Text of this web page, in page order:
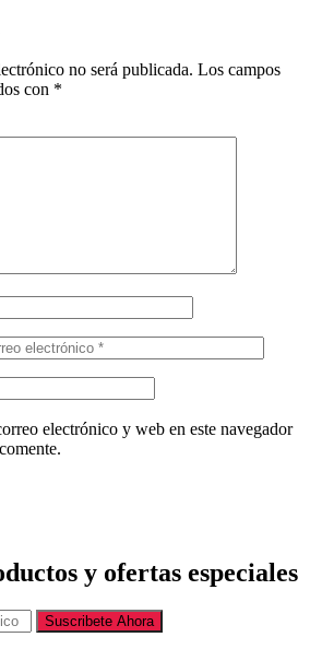
no será publicada. Los campos
con *
electrónico y web en este navegador
y ofertas especiales
Suscribete Ahora